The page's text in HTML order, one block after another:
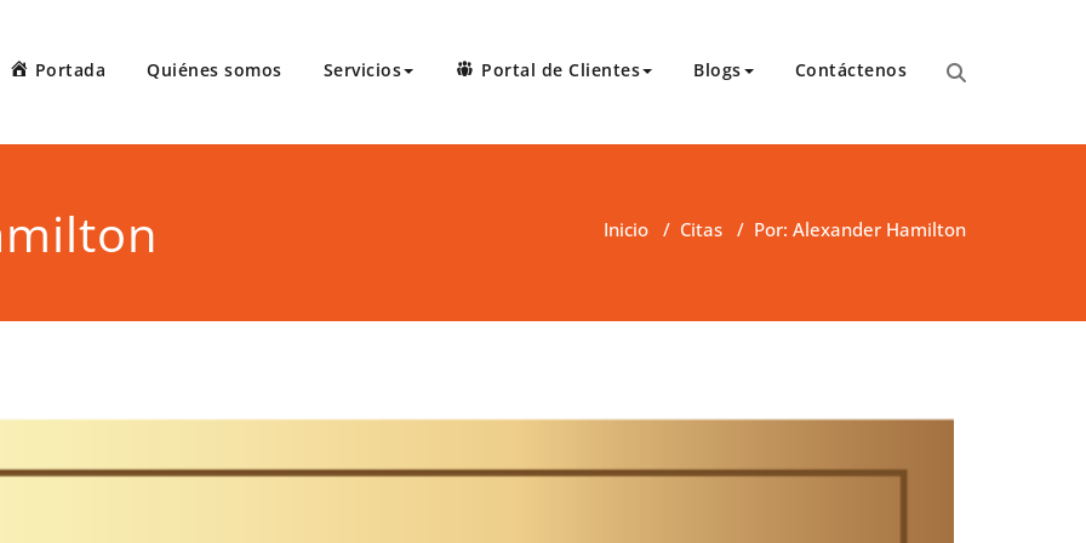
Portada Quiénes somos Servicios Portal de Clientes Blogs Contáctenos
Inicio / Citas / Por: Alexander Hamilton